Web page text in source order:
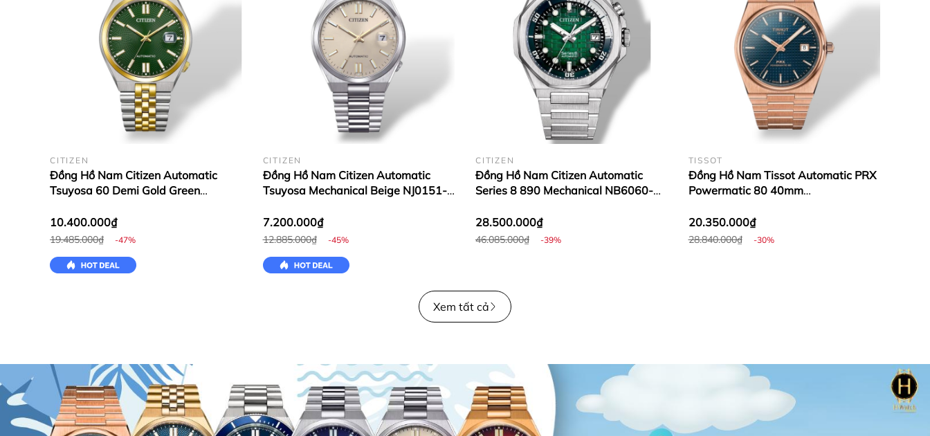
CITIZEN
Đồng Hồ Nam Citizen Automatic
Tsuyosa 60 Demi Gold Green
10.400.000₫
19.485.000₫ -47%
CITIZEN
Đồng Hồ Nam Citizen Automatic
Tsuyosa Mechanical Beige NJ0151-
7.200.000₫
12.885.000₫ -45%
CITIZEN
Đồng Hồ Nam Citizen Automatic
Series 8 890 Mechanical NB6060-
28.500.000₫
46.085.000₫ -39%
TISSOT
Đồng Hồ Nam Tissot Automatic PRX
Powermatic 80 40mm
(T1374073304100)
20.350.000₫
28.840.000₫ -30%
Xem tất cả